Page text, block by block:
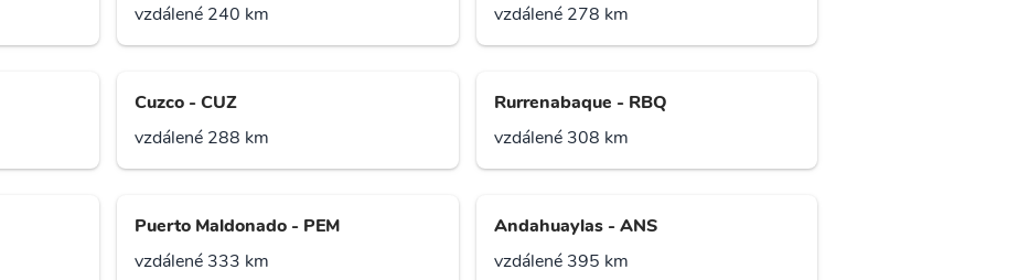
vzdálené 240 km
vzdálené 278 km
Cuzco - CUZ
vzdálené 288 km
Rurrenabaque - RBQ
vzdálené 308 km
Puerto Maldonado - PEM
vzdálené 333 km
Andahuaylas - ANS
vzdálené 395 km